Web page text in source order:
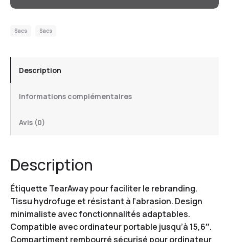
Sacs Sacs
Description
Informations complémentaires
Avis (0)
Description
Étiquette TearAway pour faciliter le rebranding.
Tissu hydrofuge et résistant à l’abrasion. Design
minimaliste avec fonctionnalités adaptables.
Compatible avec ordinateur portable jusqu’à 15,6″.
Compartiment rembourré sécurisé pour ordinateur